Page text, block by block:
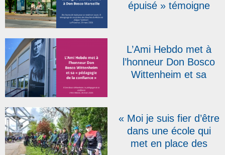
épuisé » témoigne
La Provence
L’Ami Hebdo met à
l’honneur Don Bosco
Wittenheim et sa
« Moi je suis fier d’être
dans une école qui
met en place des